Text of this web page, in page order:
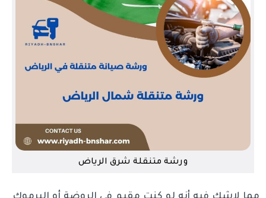
ورشة متنقلة شرق الرياض
مما لاشك فيه أنه لو كنت مقيم في الروضة أو اليرموك